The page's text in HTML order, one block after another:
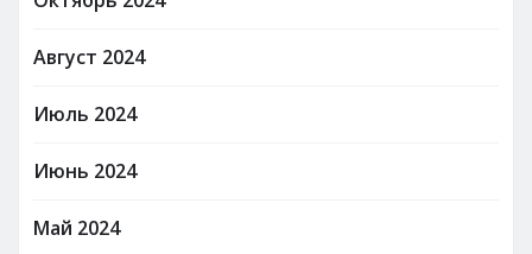
Август 2024
Июль 2024
Июнь 2024
Май 2024